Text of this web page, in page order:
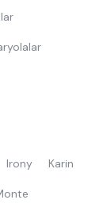
Irony Karin